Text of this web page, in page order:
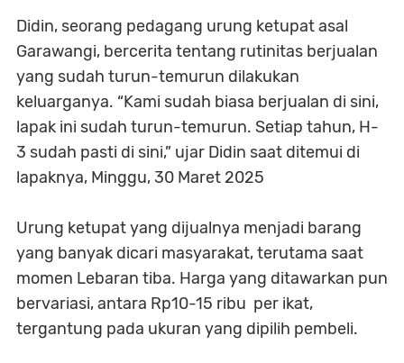
Didin, seorang pedagang urung ketupat asal
Garawangi, bercerita tentang rutinitas berjualan
yang sudah turun-temurun dilakukan
keluarganya. “Kami sudah biasa berjualan di sini,
lapak ini sudah turun-temurun. Setiap tahun, H-
3 sudah pasti di sini,” ujar Didin saat ditemui di
lapaknya, Minggu, 30 Maret 2025
Urung ketupat yang dijualnya menjadi barang
yang banyak dicari masyarakat, terutama saat
momen Lebaran tiba. Harga yang ditawarkan pun
bervariasi, antara Rp10-15 ribu per ikat,
tergantung pada ukuran yang dipilih pembeli.